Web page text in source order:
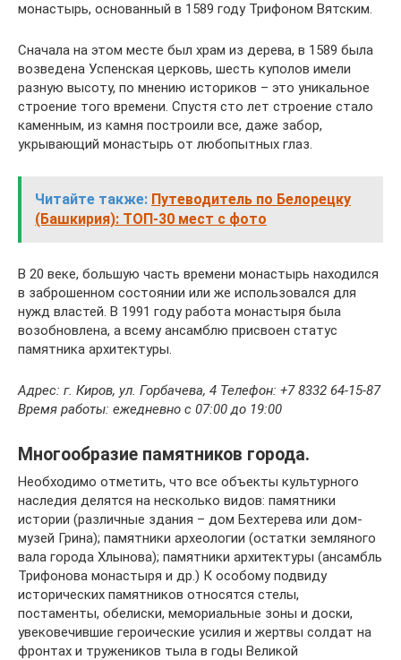
монастырь, основанный в 1589 году Трифоном Вятским.
Сначала на этом месте был храм из дерева, в 1589 была
возведена Успенская церковь, шесть куполов имели
разную высоту, по мнению историков – это уникальное
строение того времени. Спустя сто лет строение стало
каменным, из камня построили все, даже забор,
укрывающий монастырь от любопытных глаз.
Читайте также: Путеводитель по Белорецку
(Башкирия): ТОП-30 мест с фото
В 20 веке, большую часть времени монастырь находился
в заброшенном состоянии или же использовался для
нужд властей. В 1991 году работа монастыря была
возобновлена, а всему ансамблю присвоен статус
памятника архитектуры.
Адрес: г. Киров, ул. Горбачева, 4 Телефон: +7 8332 64‑15-87
Время работы: ежедневно c 07:00 до 19:00
Многообразие памятников города.
Необходимо отметить, что все объекты культурного
наследия делятся на несколько видов: памятники
истории (различные здания – дом Бехтерева или дом-
музей Грина); памятники археологии (остатки земляного
вала города Хлынова); памятники архитектуры (ансамбль
Трифонова монастыря и др.) К особому подвиду
исторических памятников относятся стелы,
постаменты, обелиски, мемориальные зоны и доски,
увековечившие героические усилия и жертвы солдат на
фронтах и тружеников тыла в годы Великой